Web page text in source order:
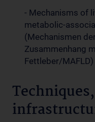
- Mechanisms of
metabolic-
(Mechanismen
Zusammenhang
Fettleber/MAFLD)